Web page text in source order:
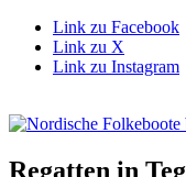
Link zu Facebook
Link zu X
Link zu Instagram
Regatten in